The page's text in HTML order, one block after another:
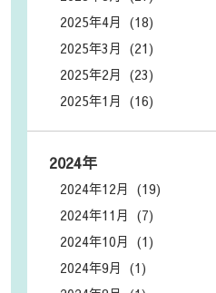
2025年4月 (18)
2025年3月 (21)
2025年2月 (23)
2025年1月 (16)
2024年
2024年12月 (19)
2024年11月 (7)
2024年10月 (1)
2024年9月 (1)